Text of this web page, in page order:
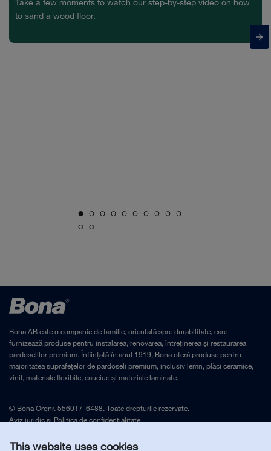
This website uses cookies
Take a few moments to watch our step-by-step video on how
to sand a wood floor.
Bona AB este o companie de familie, orientată spre durabilitate, care
furnizează produse pentru instalarea, renovarea, întreținerea și restaurarea
pardoselilor premium. Înființată în anul 1919, Bona oferă produse pentru
majoritatea suprafețelor de pardoseli premium, inclusiv lemn, plăci ceramice,
vinil, materiale flexibile, cauciuc și materiale laminate.
© Bona Orgnr. 556017-6488. Toate drepturile rezervate.
Aviz juridicși Politica de confidențialitate